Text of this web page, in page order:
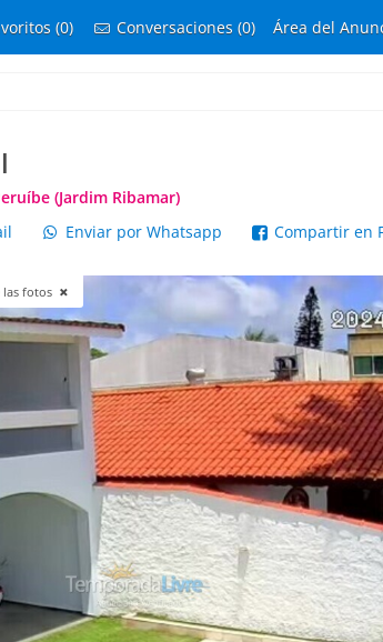
(0) Conversaciones (0) Área del
(Jardim Ribamar)
Enviar por Whatsapp Compartir en
las fotos